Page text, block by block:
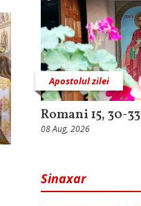
Apostolul zilei
Romani 15, 30-33
08 Aug, 2026
Sinaxar